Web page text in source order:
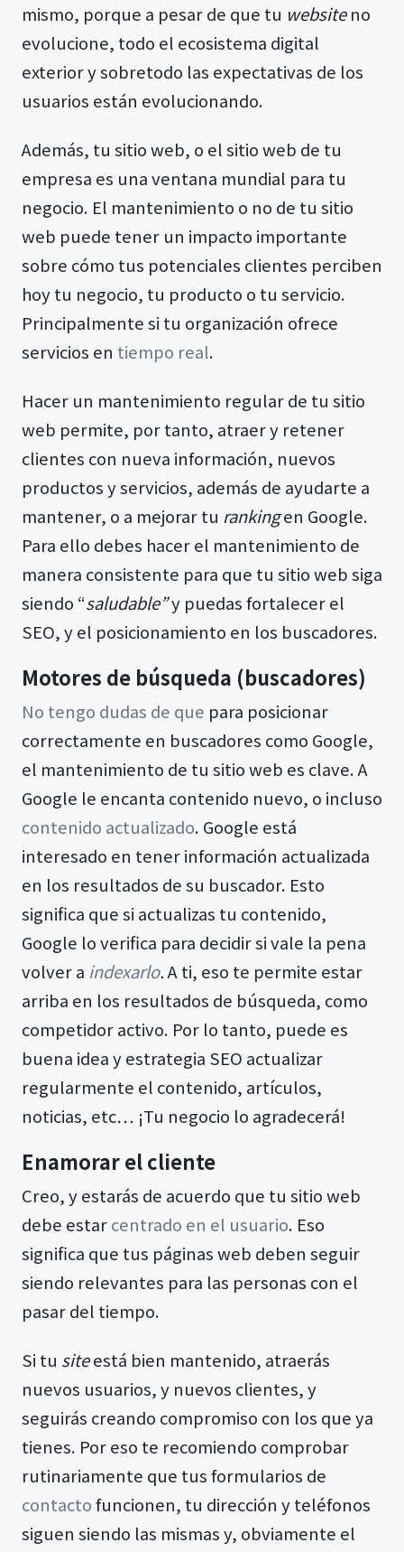
mismo, porque a pesar de que tu websiteno
evolucione, todo el ecosistema digital
exterior y sobretodo las expectativas de los
usuarios están evolucionando.
Además, tu sitio web, o el sitio web de tu
empresa es una ventana mundial para tu
negocio. El mantenimiento o no de tu sitio
web puede tener un impacto importante
sobre cómo tus potenciales clientes perciben
hoy tu negocio, tu producto o tu servicio.
Principalmente si tu organización ofrece
servicios en tiempo real.
Hacer un mantenimiento regular de tu sitio
web permite, por tanto, atraer y retener
clientes con nueva información, nuevos
productos y servicios, además de ayudarte a
mantener, o a mejorar tu rankingen Google.
Para ello debes hacer el mantenimiento de
manera consistente para que tu sitio web siga
siendo “saludable”y puedas fortalecer el
SEO, y el posicionamiento en los buscadores.
Motores de búsqueda (buscadores)
No tengo dudas de que para posicionar
correctamente en buscadores como Google,
el mantenimiento de tu sitio web es clave. A
Google le encanta contenido nuevo, o incluso
contenido actualizado. Google está
interesado en tener información actualizada
en los resultados de su buscador. Esto
significa que si actualizas tu contenido,
Google lo verifica para decidir si vale la pena
volver a indexarlo.A ti, eso te permite estar
arriba en los resultados de búsqueda, como
competidor activo. Por lo tanto, puede es
buena idea y estrategia SEO actualizar
regularmente el contenido, artículos,
noticias, etc… ¡Tu negocio lo agradecerá!
Enamorar el cliente
Creo, y estarás de acuerdo que tu sitio web
debe estarcentrado en el usuario. Eso
significa que tus páginas web deben seguir
siendo relevantes para las personas con el
pasar del tiempo.
Si tu siteestá bien mantenido, atraerás
nuevos usuarios, y nuevos clientes, y
seguirás creando compromiso con los que ya
tienes. Por eso te recomiendo comprobar
rutinariamente que tus formularios de
contactofuncionen, tu dirección y teléfonos
siguen siendo las mismas y, obviamente el